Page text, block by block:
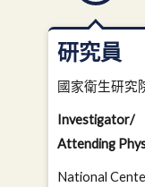
研究員
國家衛生研究
Investigator/
Attending
National